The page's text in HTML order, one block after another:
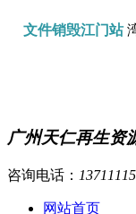
文件销毁江门站
广州天仁再生资
咨询电话：
网站首页